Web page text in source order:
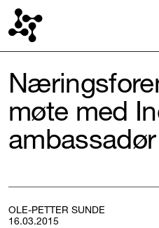
møte med
OLE-PETTER SUNDE
16.03.2015